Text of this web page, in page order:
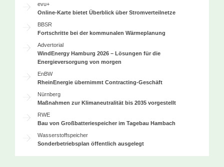
evu+
Online-Karte bietet Überblick über Stromverteilnetze
BBSR
Fortschritte bei der kommunalen Wärmeplanung
Advertorial
WindEnergy Hamburg 2026 – Lösungen für die
Energieversorgung von morgen
EnBW
RheinEnergie übernimmt Contracting-Geschäft
Nürnberg
Maßnahmen zur Klimaneutralität bis 2035 vorgestellt
RWE
Bau von Großbatteriespeicher im Tagebau Hambach
Wasserstoffspeicher
Sonderbetriebsplan öffentlich ausgelegt